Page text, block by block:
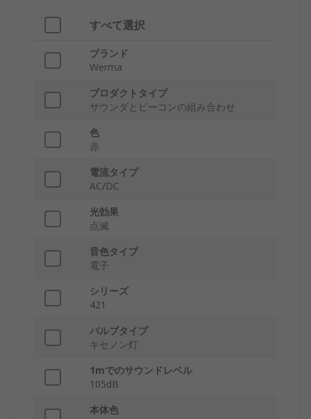
すべて選択
ブランド
Werma
プロダクトタイプ
サウンダとビーコンの組み合わせ
色
赤
電流タイプ
AC/DC
光効果
点滅
音色タイプ
電子
シリーズ
421
バルブタイプ
キセノン灯
1mでのサウンドレベル
105dB
本体色